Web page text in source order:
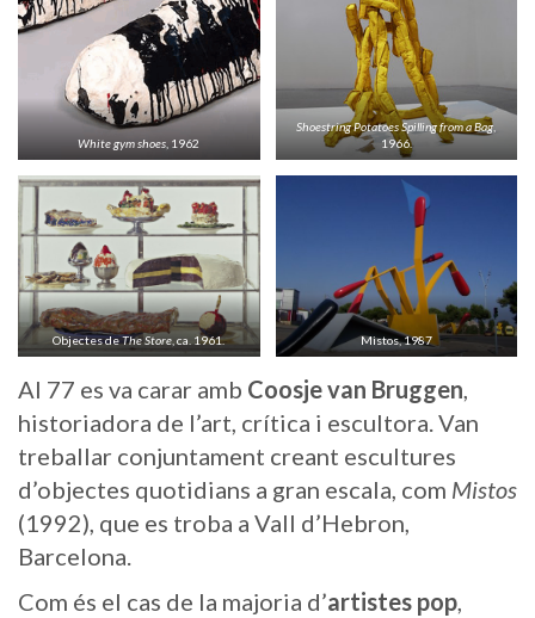
White gym shoes , 1962
Shoestring Potatoes Spilling from a Bag
1966.
Objectes deThe Store , ca. 1961. Mistos, 1987
Al 77 es va carar amb Coosje van Bruggen,
historiadora de l’art, crítica i escultora. Van
treballar conjuntament creant escultures
d’objectes quotidians a gran escala, com Mistos
(1992), que es troba a Vall d’Hebron,
Barcelona.
Com és el cas de la majoria d’artistes pop,